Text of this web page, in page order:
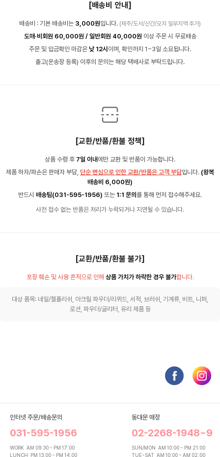
[배송비 안내]
배송비 : 기본 배송비는 3,000원입니다. (제주/도서/산간/오지 일부지역 추가)
도매·비회원 60,000원 / 일반회원 40,000원 이상 주문 시 무료배송
주문 및 입금확인 마감은 낮 12시 이며, 확인까지 1~3일 소요됩니다.
출고(운송장 등록) 이후의 문의는 해당 택배사로 부탁드립니다.
[교환/반품/환불 정책]
상품 수령 후 7일 이내 에만 교환 및 반품이 가능합니다.
제품 하자/파손은 판매자 부담, 단순 변심으로 인한 교환/반품은 고객 부담입니다. (왕복
배송비 6,000원)
반드시 배송팀(031-595-1956) 또는 1:1 문의 를 통해 먼저 접수해주세요.
사전 접수 없는 반품은 처리가 누락되거나 지연될 수 있습니다.
[교환/반품/환불 불가]
포장 훼손 및 사용 흔적으로 인해 상품 가치가 하락한 경우 불가합니다.
대상 품목: 네일/젤폴리쉬, 아크릴 파우더/리퀴드, 서적, 브러쉬, 기계류, 비트, 니퍼,
로션, 파우더/글리터, 유리 제품 등
인터넷 주문/배송문의
031-595-1956
WORK AM 09:30 ~ PM 17:00
LUNCH PM 13:00 ~ PM 14:00
동대문 매장
02-2268-1948~9
SUN/MON AM 10:00 ~ PM 21:00
TUE~SAT AM 10:00 ~ AM 02:00